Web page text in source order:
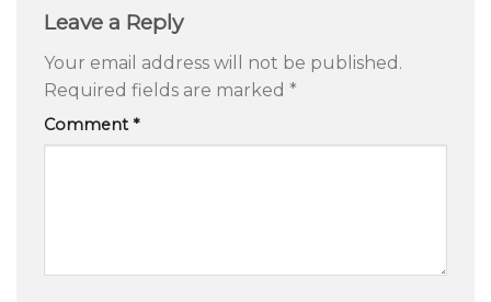
Leave a Reply
Your email address will not be published.
Required fields are marked *
Comment*